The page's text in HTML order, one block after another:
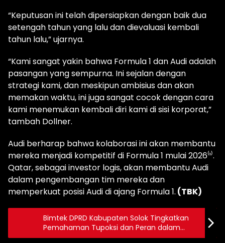
“Keputusan ini telah dipersiapkan dengan baik dua
setengah tahun yang lalu dan dievaluasi kembali
tahun lalu,” ujarnya.
“Kami sangat yakin bahwa Formula 1 dan Audi adalah
pasangan yang sempurna. Ini sejalan dengan
strategi kami, dan meskipun ambisius dan akan
memakan waktu, ini juga sangat cocok dengan cara
kami menemukan kembali diri kami di sisi korporat,”
tambah Dollner.
Audi berharap bahwa kolaborasi ini akan membantu
mereka menjadi kompetitif di Formula 1 mulai 2026⁽¹⁾.
Qatar, sebagai investor logis, akan membantu Audi
dalam pengembangan tim mereka dan
memperkuat posisi Audi di ajang Formula 1. (TBK)
Bimtek DPRD Kabupaten Solok Tingkatkan
Pemahaman Tupoksi dan Peran dalam
Penyusunan APBD 2025